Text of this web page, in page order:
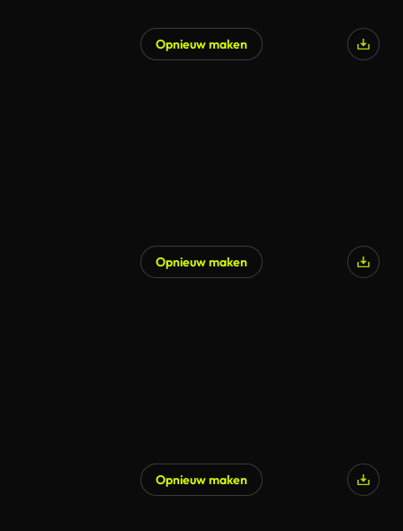
Opnieuw maken
Opnieuw maken
Opnieuw maken